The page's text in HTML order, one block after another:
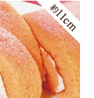
正いたしまし
軽減税率対象
ます。